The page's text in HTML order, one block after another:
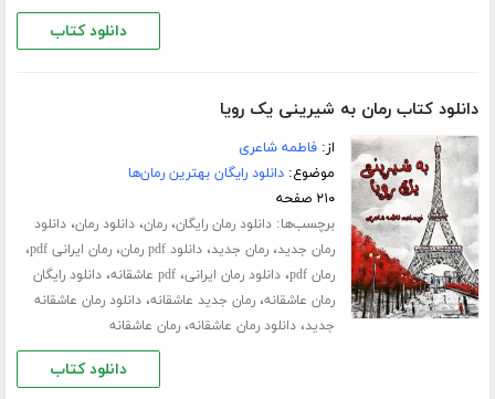
دانلود کتاب
دانلود کتاب رمان به شیرینی یک رویا
از:فاطمه شاعری
موضوع:دانلود رایگان بهترین رمان‌ها
۲۱۰ صفحه
برچسب‌ها:دانلود رمان رایگان،رمان،دانلود رمان،دانلود
رمان جدید،رمان جدید،دانلود pdf رمان ،رمان ایرانی pdf ،
رمان pdf ،دانلود رمان ایرانی،pdf عاشقانه ،دانلود رایگان
رمان عاشقانه،رمان جدید عاشقانه،دانلود رمان عاشقانه
جدید،دانلود رمان عاشقانه،رمان عاشقانه
دانلود کتاب